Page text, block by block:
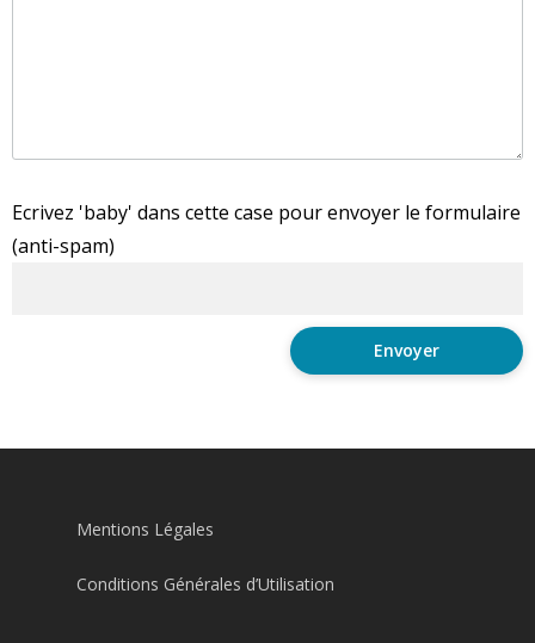
Ecrivez 'baby' dans cette case pour envoyer le formulaire
(anti-spam)
Mentions Légales
Conditions Générales d’Utilisation